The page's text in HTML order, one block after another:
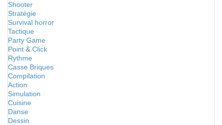
Shooter
Stratégie
Survival horror
Tactique
Party Game
Point & Click
Rythme
Casse Briques
Compilation
Action
Simulation
Cuisine
Danse
Dessin